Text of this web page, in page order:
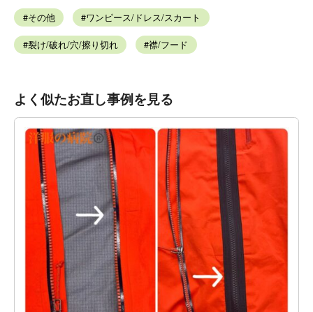
その他 ワンピース/ドレス/スカート
裂け/破れ/穴/擦り切れ 襟/フード
よく似たお直し事例を見る